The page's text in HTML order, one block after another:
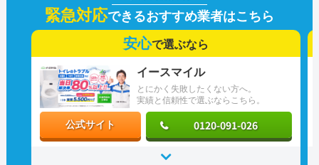
緊急対応できるおすすめ業者はこちら
安心で選ぶなら
とにかく失敗したくない方へ。
実績と信頼性で選ぶならこちら。
イースマイル
公式サイト 0120-091-026